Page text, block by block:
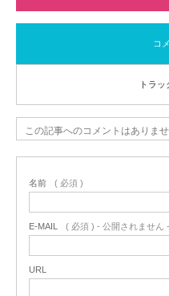
コ
トラ
この記事へのコメントはありませ
名前 ( 必須 )
E-MAIL ( 必須 ) - 公開されません -
URL